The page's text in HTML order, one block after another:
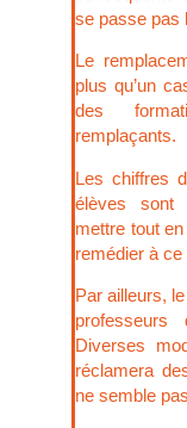
se passe pas
Le
plus qu’un
des
remplaçants.
Les chiffres
élèves sont
mettre tout
remédier à ce
Par ailleurs,
Diverses
réclamera
ne semble